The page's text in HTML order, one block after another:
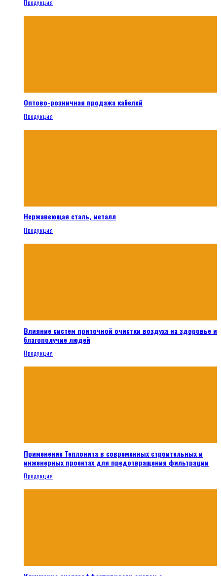
Продукция
Оптово-розничная продажа кабелей
Продукция
Нержавеющая сталь, металл
Продукция
Влияние систем приточной очистки воздуха на здоровье и
благополучие людей
Продукция
Применение Теплонита в современных строительных и
инженерных проектах для предотвращения фильтрации
Продукция